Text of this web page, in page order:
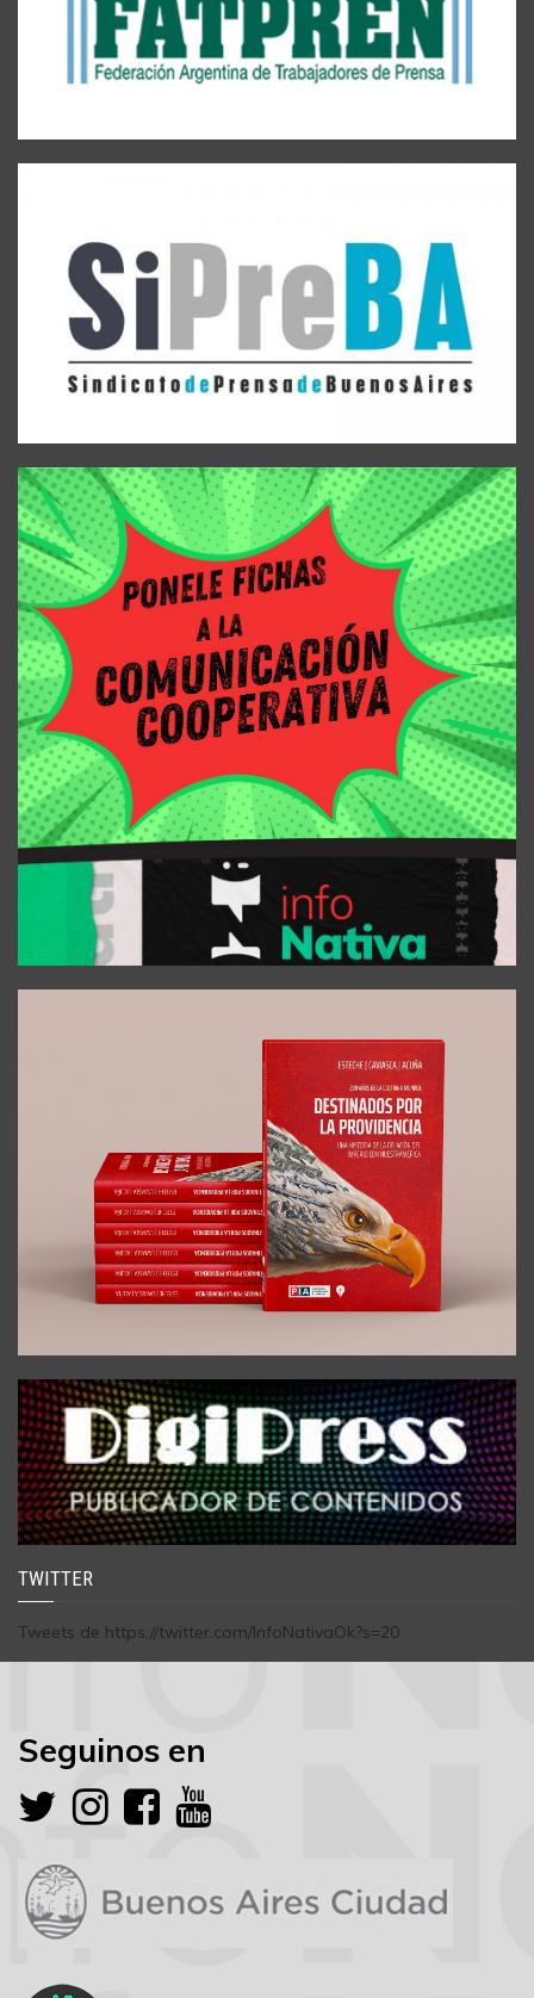
TWITTER
Tweets de https://twitter.com/InfoNativaOk?s=20
Seguinos en